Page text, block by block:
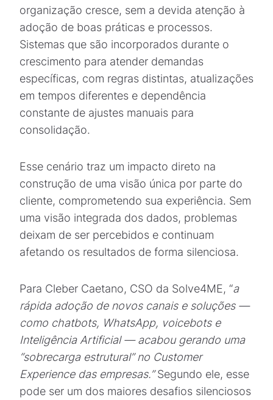
organização cresce, sem a devida atenção à
adoção de boas práticas e processos.
Sistemas que são incorporados durante o
crescimento para atender demandas
específicas, com regras distintas, atualizações
em tempos diferentes e dependência
constante de ajustes manuais para
consolidação.
Esse cenário traz um impacto direto na
construção de uma visão única por parte do
cliente, comprometendo sua experiência. Sem
uma visão integrada dos dados, problemas
deixam de ser percebidos e continuam
afetando os resultados de forma silenciosa.
Para Cleber Caetano, CSO da Solve4ME, “a
rápida adoção de novos canais e soluções —
como chatbots, WhatsApp, voicebots e
Inteligência Artificial — acabou gerando uma
“sobrecarga estrutural” no Customer
Experience das empresas.”Segundo ele, esse
pode ser um dos maiores desafios silenciosos